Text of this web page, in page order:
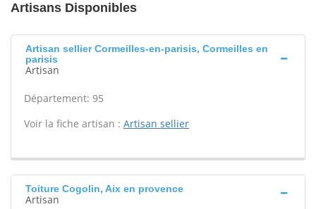
Artisans Disponibles
Artisan sellier Cormeilles-en-parisis, Cormeilles en
parisis
Artisan
Département: 95
Voir la fiche artisan : Artisan sellier
Toiture Cogolin, Aix en provence
Artisan